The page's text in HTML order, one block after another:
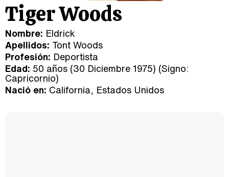
Tiger Woods
Nombre: Eldrick
Apellidos: Tont Woods
Profesión: Deportista
Edad: 50 años (30 Diciembre 1975) (Signo:
Capricornio)
Nació en: California, Estados Unidos